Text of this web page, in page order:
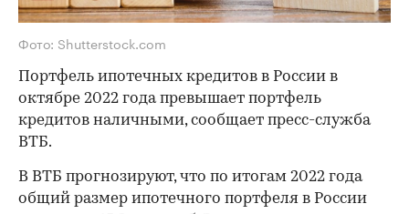
Фото: Shutterstock.com
Портфель ипотечных кредитов в России в
октябре 2022 года превышает портфель
кредитов наличными, сообщает пресс-служба
ВТБ.
В ВТБ прогнозируют, что по итогам 2022 года
общий размер ипотечного портфеля в России